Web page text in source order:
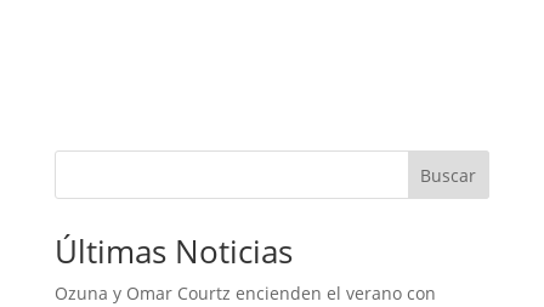
Buscar
Últimas Noticias
Ozuna y Omar Courtz encienden el verano con